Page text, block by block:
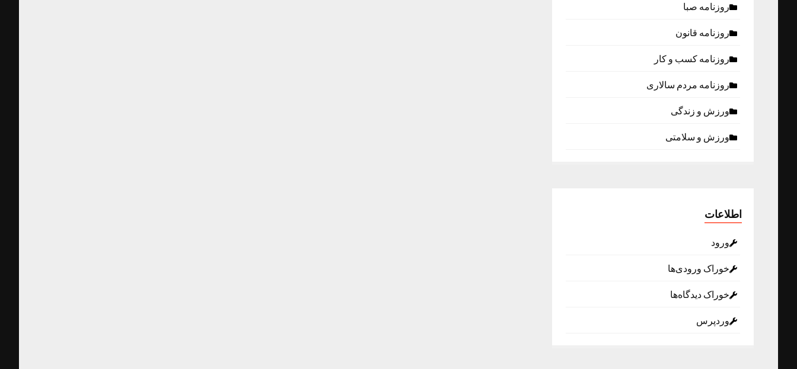
روزنامه صبا
روزنامه قانون
روزنامه كسب و كار
روزنامه مردم سالاری
ورزش و زندگی
ورزش و سلامتی
اطلاعات
ورود
خوراک ورودی‌ها
خوراک دیدگاه‌ها
وردپرس